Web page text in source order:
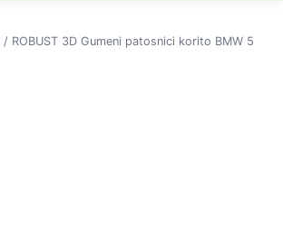
/ ROBUST 3D Gumeni patosnici korito BMW 5